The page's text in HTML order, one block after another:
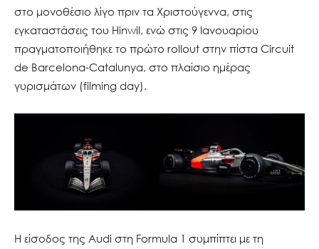
στο μονοθέσιο λίγο πριν τα Χριστούγεννα, στις
εγκαταστάσεις του Hinwil, ενώ στις 9 Ιανουαρίου
πραγματοποιήθηκε το πρώτο rollout στην πίστα Circuit
de Barcelona-Catalunya, στο πλαίσιο ημέρας
γυρισμάτων (filming day).
Η είσοδος της Audi στη Formula 1 συμπίπτει με τη